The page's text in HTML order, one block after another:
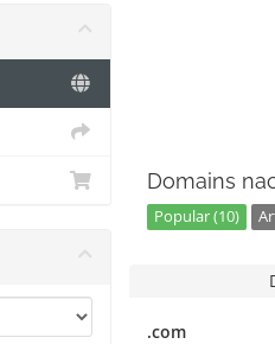
Domains
Popular (10)
.com